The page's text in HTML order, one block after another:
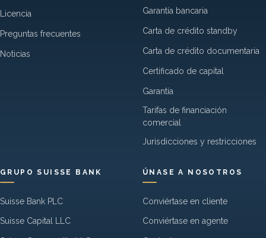
Licencia
Preguntas frecuentes
Noticias
Garantía bancaria
Carta de crédito standby
Carta de crédito documentaria
Certificado de capital
Garantía
Tarifas de financiación
comercial
Jurisdicciones y restricciones
GRUPO SUISSE BANK
Suisse Bank PLC
Suisse Capital LLC
ÚNASE A NOSOTROS
Conviértase en cliente
Conviértase en agente